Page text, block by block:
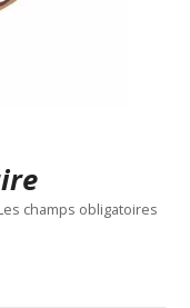
champs obligatoires